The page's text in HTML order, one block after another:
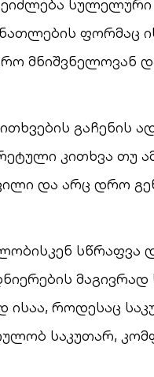
ფორმაც
მნიშვნელოვან
კითხვა თუ
და არც დრო
სწრაფვა
ისაა, როდესაც
საკუთარ,